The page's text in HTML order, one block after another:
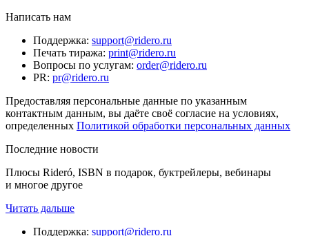
Написать нам
Поддержка: support@ridero.ru
Печать тиража: print@ridero.ru
Вопросы по услугам: order@ridero.ru
PR: pr@ridero.ru
Предоставляя персональные данные по указанным
контактным данным, вы даёте своё согласие на условиях,
определенных Политикой обработки персональных данных
Последние новости
Плюсы Rideró, ISBN в подарок, буктрейлеры, вебинары
и многое другое
Читать дальше
Поддержка: support@ridero.ru